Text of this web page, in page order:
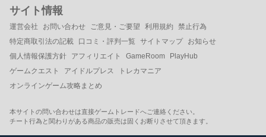
サイト情報
運営会社 お問い合わせ ご意見・ご要望 利用規約
禁止行為
特定商取引法の記載
口コミ・評判一覧 サイトマップ
お知らせ
個人情報保護方針
アフィリエイト GameRoom
PlayHub
ゲームクエスト
アイドルプレス
トレカマニア
オンラインゲーム攻略まとめ
本サイトの問い合わせは直接ゲームトレードへご連絡ください。
チート行為と関わりがある商品の販売は固くお断りさせて頂きます。